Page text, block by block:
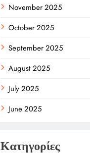
November 2025
October 2025
September 2025
August 2025
July 2025
June 2025
Κατηγορίες